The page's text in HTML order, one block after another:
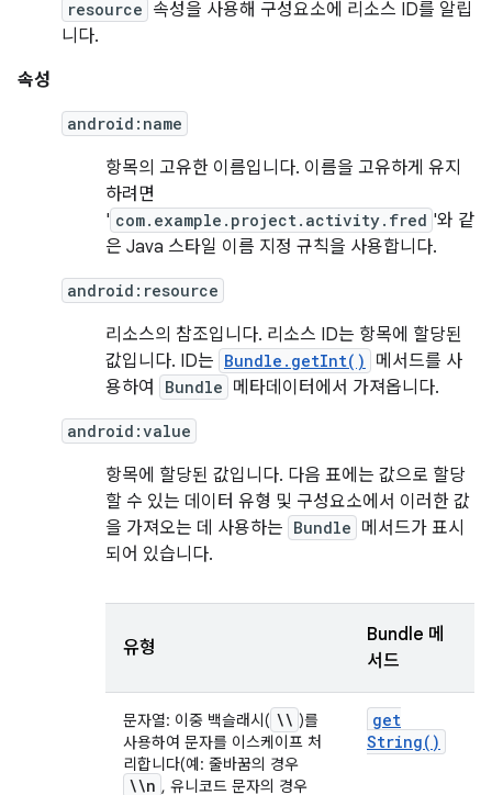
resource 속성을 사용해 구성요소에 리소스 ID를 알립
니다.
속성
android:name
항목의 고유한 이름입니다. 이름을 고유하게 유지
하려면
' com.example.project.activity.fred '와 같
은 Java 스타일 이름 지정 규칙을 사용합니다.
android:resource
리소스의 참조입니다. 리소스 ID는 항목에 할당된
값입니다. ID는 Bundle.getInt()
메서드를 사
용하여
Bundle 메타데이터에서 가져옵니다.
android:value
항목에 할당된 값입니다. 다음 표에는 값으로 할당
할 수 있는 데이터 유형 및 구성요소에서 이러한 값
을 가져오는 데 사용하는 Bundle 메서드가 표시
되어 있습니다.
유형
Bundle 메
서드
문자열: 이중 백슬래시( \\ )를
사용하여 문자를 이스케이프 처
리합니다(예: 줄바꿈의 경우
\\n , 유니코드 문자의 경우
get
String( )